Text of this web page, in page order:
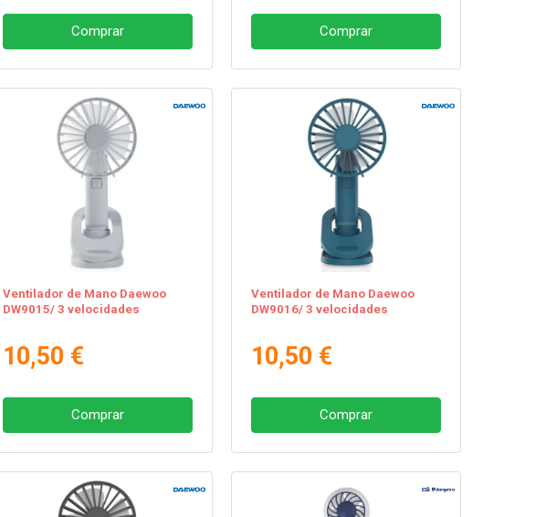
Comprar Comprar
Ventilador de Mano Daewoo
DW9015/ 3 velocidades
10,50 €
Comprar
Ventilador de Mano Daewoo
DW9016/ 3 velocidades
10,50 €
Comprar